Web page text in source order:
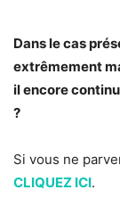
Dans le cas
extrêmement
il encore
?
Si vous ne
CLIQUEZ ICI.